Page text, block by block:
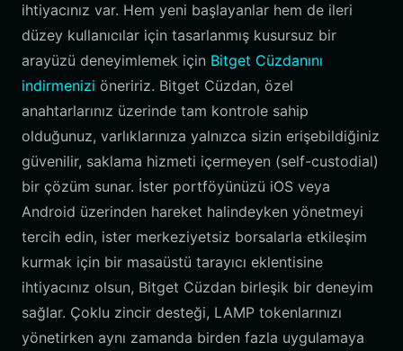
ihtiyacınız var. Hem yeni başlayanlar hem de ileri
düzey kullanıcılar için tasarlanmış kusursuz bir
arayüzü deneyimlemek için Bitget Cüzdanını
indirmenizi öneririz. Bitget Cüzdan, özel
anahtarlarınız üzerinde tam kontrole sahip
olduğunuz, varlıklarınıza yalnızca sizin erişebildiğiniz
güvenilir, saklama hizmeti içermeyen (self-custodial)
bir çözüm sunar. İster portföyünüzü iOS veya
Android üzerinden hareket halindeyken yönetmeyi
tercih edin, ister merkeziyetsiz borsalarla etkileşim
kurmak için bir masaüstü tarayıcı eklentisine
ihtiyacınız olsun, Bitget Cüzdan birleşik bir deneyim
sağlar. Çoklu zincir desteği, LAMP tokenlarınızı
yönetirken aynı zamanda birden fazla uygulamaya